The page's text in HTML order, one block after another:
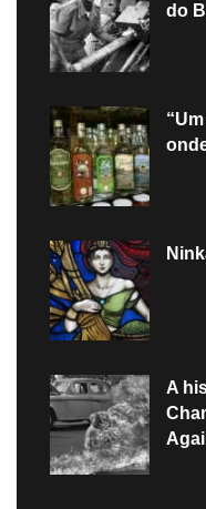
do
A